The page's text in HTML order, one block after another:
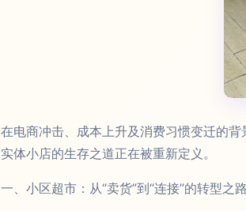
在电商冲击、成本上升及消费习惯变迁的
实体小店的生存之道正在被重新定义。
一、小区超市：从“卖货”到“连接”的转型之路